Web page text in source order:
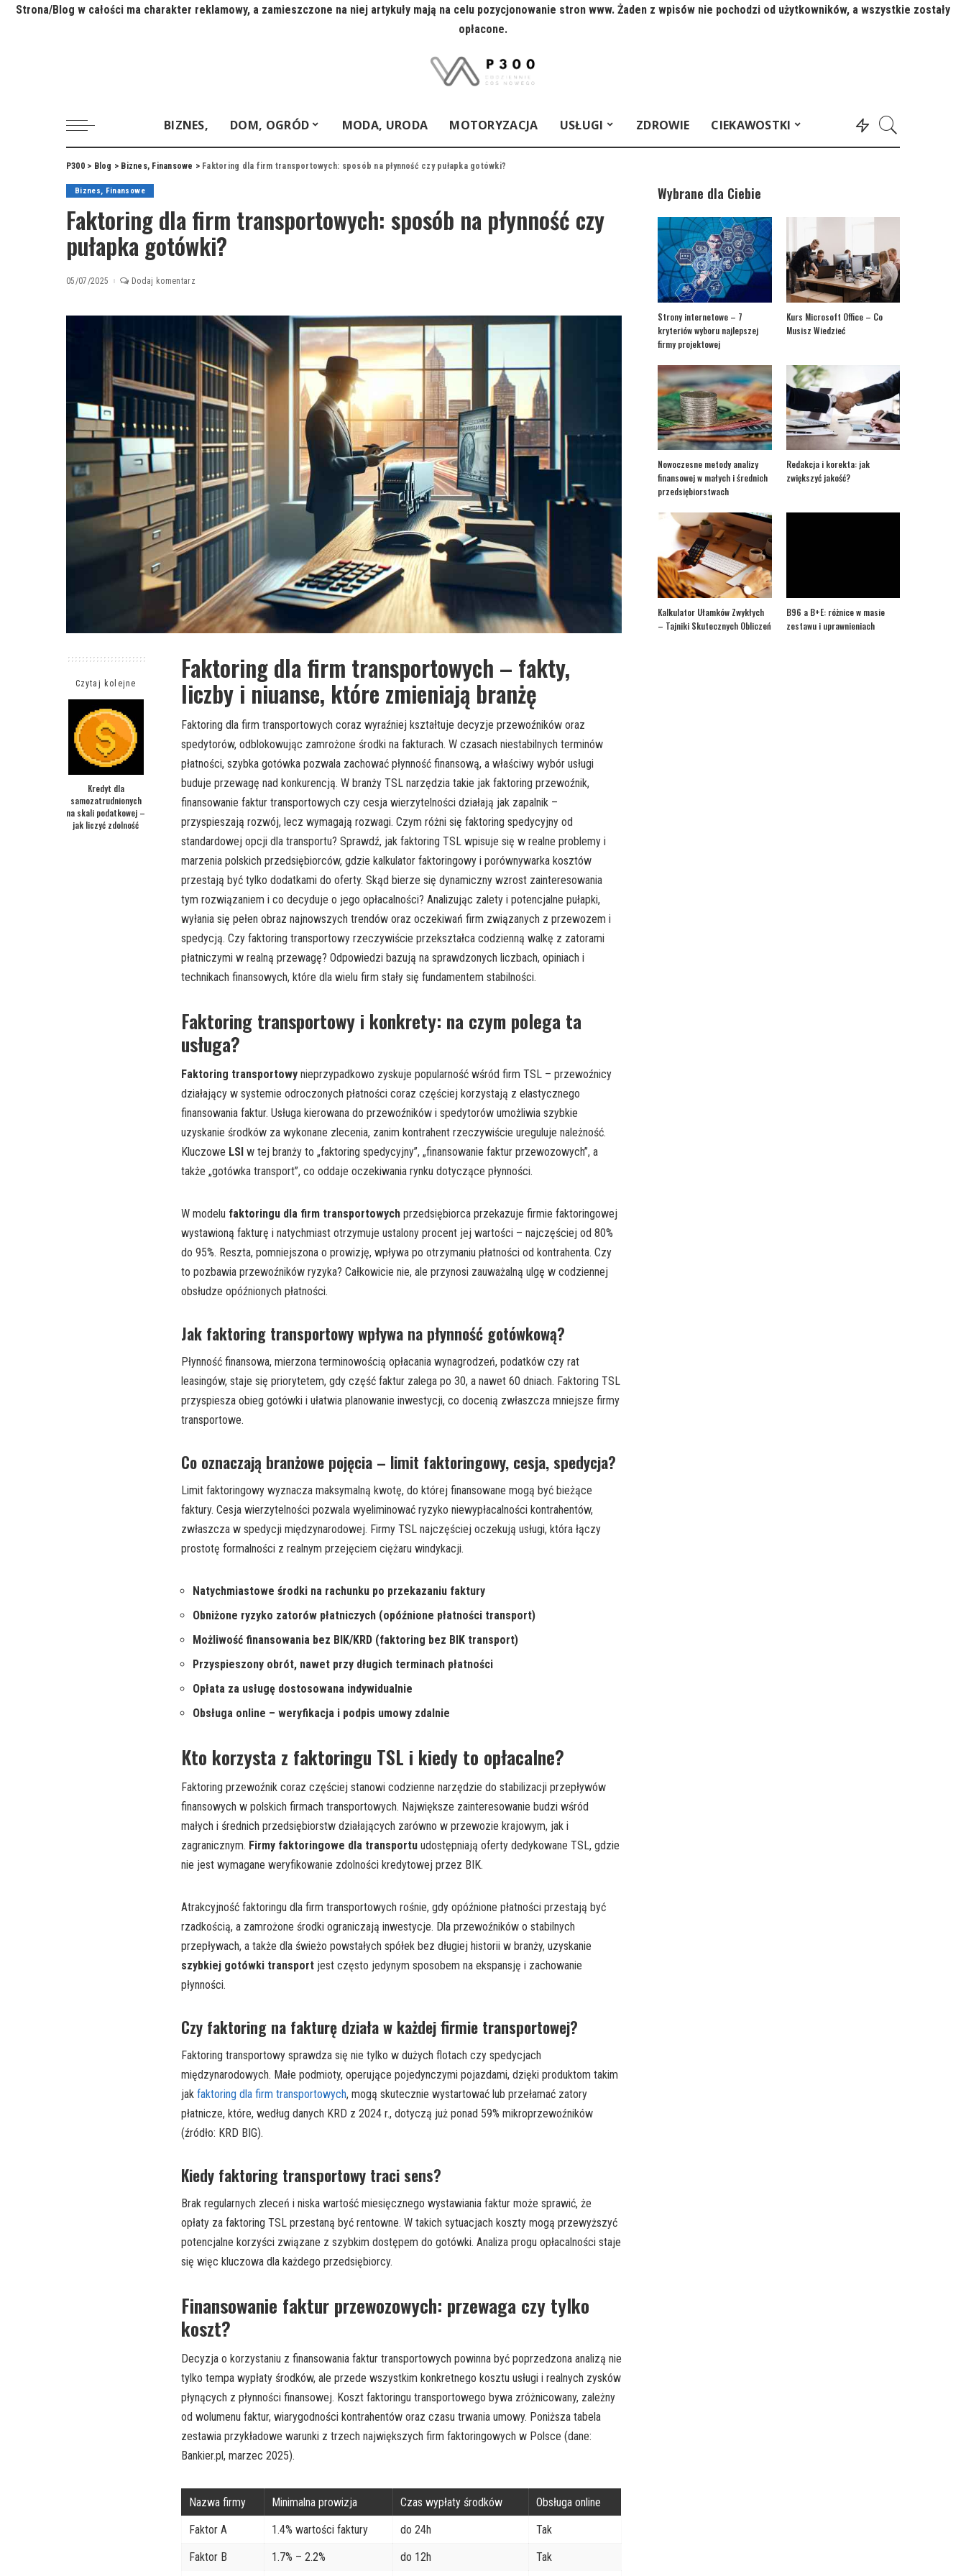
Strona/Blog w całości ma charakter reklamowy, a zamieszczone na niej artykuły mają na celu pozycjonowanie stron www. Żaden z wpisów nie pochodzi od użytkowników, a wszystkie zostały
opłacone.
BIZNES, DOM, OGRÓD MODA, URODA MOTORYZACJA USŁUGI ZDROWIE CIEKAWOSTKI
P300> Blog > Biznes, Finansowe > Faktoring dla firm transportowych: sposób na płynność czy pułapka gotówki?
Biznes, Finansowe
Faktoring dla firm transportowych: sposób na płynność czy
pułapka gotówki?
05/07/2025 Dodaj komentarz
Czytaj kolejne
Kredyt dla
samozatrudnionych
na skali podatkowej –
jak liczyć zdolność
Faktoring dla firm transportowych – fakty,
liczby i niuanse, które zmieniają branżę
Faktoring dla firm transportowych coraz wyraźniej kształtuje decyzje przewoźników oraz
spedytorów, odblokowując zamrożone środki na fakturach. W czasach niestabilnych terminów
płatności, szybka gotówka pozwala zachować płynność finansową, a właściwy wybór usługi
buduje przewagę nad konkurencją. W branży TSL narzędzia takie jak faktoring przewoźnik,
finansowanie faktur transportowych czy cesja wierzytelności działają jak zapalnik –
przyspieszają rozwój, lecz wymagają rozwagi. Czym różni się faktoring spedycyjny od
standardowej opcji dla transportu? Sprawdź, jak faktoring TSL wpisuje się w realne problemy i
marzenia polskich przedsiębiorców, gdzie kalkulator faktoringowy i porównywarka kosztów
przestają być tylko dodatkami do oferty. Skąd bierze się dynamiczny wzrost zainteresowania
tym rozwiązaniem i co decyduje o jego opłacalności? Analizując zalety i potencjalne pułapki,
wyłania się pełen obraz najnowszych trendów oraz oczekiwań firm związanych z przewozem i
spedycją. Czy faktoring transportowy rzeczywiście przekształca codzienną walkę z zatorami
płatniczymi w realną przewagę? Odpowiedzi bazują na sprawdzonych liczbach, opiniach i
technikach finansowych, które dla wielu firm stały się fundamentem stabilności.
Faktoring transportowy i konkrety: na czym polega ta
usługa?
Faktoring transportowy nieprzypadkowo zyskuje popularność wśród firm TSL – przewoźnicy
działający w systemie odroczonych płatności coraz częściej korzystają z elastycznego
finansowania faktur. Usługa kierowana do przewoźników i spedytorów umożliwia szybkie
uzyskanie środków za wykonane zlecenia, zanim kontrahent rzeczywiście ureguluje należność.
Kluczowe LSI w tej branży to „faktoring spedycyjny”, „finansowanie faktur przewozowych”, a
także „gotówka transport”, co oddaje oczekiwania rynku dotyczące płynności.
W modelu faktoringu dla firm transportowych przedsiębiorca przekazuje firmie faktoringowej
wystawioną fakturę i natychmiast otrzymuje ustalony procent jej wartości – najczęściej od 80%
do 95%. Reszta, pomniejszona o prowizję, wpływa po otrzymaniu płatności od kontrahenta. Czy
to pozbawia przewoźników ryzyka? Całkowicie nie, ale przynosi zauważalną ulgę w codziennej
obsłudze opóźnionych płatności.
Jak faktoring transportowy wpływa na płynność gotówkową?
Płynność finansowa, mierzona terminowością opłacania wynagrodzeń, podatków czy rat
leasingów, staje się priorytetem, gdy część faktur zalega po 30, a nawet 60 dniach. Faktoring TSL
przyspiesza obieg gotówki i ułatwia planowanie inwestycji, co docenią zwłaszcza mniejsze firmy
transportowe.
Co oznaczają branżowe pojęcia – limit faktoringowy, cesja, spedycja?
Limit faktoringowy wyznacza maksymalną kwotę, do której finansowane mogą być bieżące
faktury. Cesja wierzytelności pozwala wyeliminować ryzyko niewypłacalności kontrahentów,
zwłaszcza w spedycji międzynarodowej. Firmy TSL najczęściej oczekują usługi, która łączy
prostotę formalności z realnym przejęciem ciężaru windykacji.
Natychmiastowe środki na rachunku po przekazaniu faktury
Obniżone ryzyko zatorów płatniczych (opóźnione płatności transport)
Możliwość finansowania bez BIK/KRD (faktoring bez BIK transport)
Przyspieszony obrót, nawet przy długich terminach płatności
Opłata za usługę dostosowana indywidualnie
Obsługa online – weryfikacja i podpis umowy zdalnie
Kto korzysta z faktoringu TSL i kiedy to opłacalne?
Faktoring przewoźnik coraz częściej stanowi codzienne narzędzie do stabilizacji przepływów
finansowych w polskich firmach transportowych. Największe zainteresowanie budzi wśród
małych i średnich przedsiębiorstw działających zarówno w przewozie krajowym, jak i
zagranicznym. Firmy faktoringowe dla transportu udostępniają oferty dedykowane TSL, gdzie
nie jest wymagane weryfikowanie zdolności kredytowej przez BIK.
Atrakcyjność faktoringu dla firm transportowych rośnie, gdy opóźnione płatności przestają być
rzadkością, a zamrożone środki ograniczają inwestycje. Dla przewoźników o stabilnych
przepływach, a także dla świeżo powstałych spółek bez długiej historii w branży, uzyskanie
szybkiej gotówki transport jest często jedynym sposobem na ekspansję i zachowanie
płynności.
Czy faktoring na fakturę działa w każdej firmie transportowej?
Faktoring transportowy sprawdza się nie tylko w dużych flotach czy spedycjach
międzynarodowych. Małe podmioty, operujące pojedynczymi pojazdami, dzięki produktom takim
jak faktoring dla firm transportowych, mogą skutecznie wystartować lub przełamać zatory
płatnicze, które, według danych KRD z 2024 r., dotyczą już ponad 59% mikroprzewoźników
(źródło: KRD BIG).
Kiedy faktoring transportowy traci sens?
Brak regularnych zleceń i niska wartość miesięcznego wystawiania faktur może sprawić, że
opłaty za faktoring TSL przestaną być rentowne. W takich sytuacjach koszty mogą przewyższyć
potencjalne korzyści związane z szybkim dostępem do gotówki. Analiza progu opłacalności staje
się więc kluczowa dla każdego przedsiębiorcy.
Finansowanie faktur przewozowych: przewaga czy tylko
koszt?
Decyzja o korzystaniu z finansowania faktur transportowych powinna być poprzedzona analizą nie
tylko tempa wypłaty środków, ale przede wszystkim konkretnego kosztu usługi i realnych zysków
płynących z płynności finansowej. Koszt faktoringu transportowego bywa zróżnicowany, zależny
od wolumenu faktur, wiarygodności kontrahentów oraz czasu trwania umowy. Poniższa tabela
zestawia przykładowe warunki z trzech największych firm faktoringowych w Polsce (dane:
Bankier.pl, marzec 2025).
Nazwa firmy Minimalna prowizja Czas wypłaty środków
Obsługa online
Faktor A
1.4% wartości faktury do 24h
Tak
Faktor B
1.7% – 2.2% do 12h Tak
Wybrane dla Ciebie
Strony internetowe – 7
kryteriów wyboru najlepszej
firmy projektowej
Kurs Microsoft Office – Co
Musisz Wiedzieć
Nowoczesne metody analizy
finansowej w małych i średnich
przedsiębiorstwach
Redakcja i korekta: jak
zwiększyć jakość?
Kalkulator Ułamków Zwykłych
– Tajniki Skutecznych Obliczeń
B96 a B+E: różnice w masie
zestawu i uprawnieniach